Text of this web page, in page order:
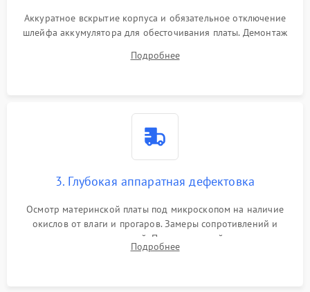
Аккуратное вскрытие корпуса и обязательное отключение
шлейфа аккумулятора для обесточивания платы. Демонтаж
высохшей термопасты с кристаллов чипов.
Подробнее
3. Глубокая аппаратная дефектовка
Осмотр материнской платы под микроскопом на наличие
окислов от влаги и прогаров. Замеры сопротивлений и
дежурных напряжений. Проверка цепей питания,
мультиконтроллера, процессора и видеочипа.
Подробнее